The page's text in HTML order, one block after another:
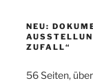
NEU:
ZUFALL“
56 Seiten,